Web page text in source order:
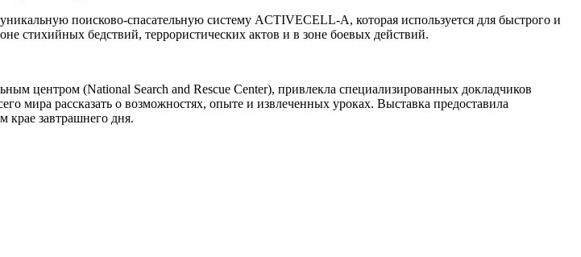
поисково-спасательную систему ACTIVECELL-A, которая используется для быстрого и
стихийных бедствий, террористических актов и в зоне боевых действий.
центром (National Search and Rescue Center), привлекла специализированных докладчиков
мира рассказать о возможностях, опыте и извлеченных уроках. Выставка предоставила
крае завтрашнего дня.